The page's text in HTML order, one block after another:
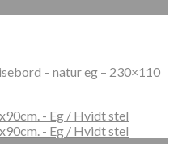
– natur eg – 230×110